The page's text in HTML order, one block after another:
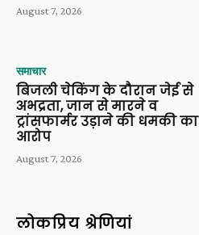
August 7, 2026
समाचार
बिजली चेकिंग के दौरान जेई से
अभद्रता, जान से मारने व
ट्रांसफार्मर उड़ाने की धमकी का
आरोप
August 7, 2026
लोकप्रिय श्रेणियां